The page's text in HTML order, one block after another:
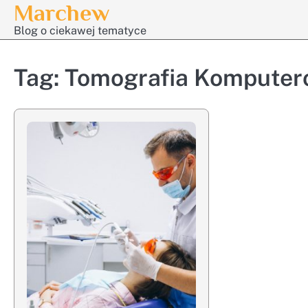
Skip
content
Marchew
Blog o ciekawej tematyce
Tag: Tomografia